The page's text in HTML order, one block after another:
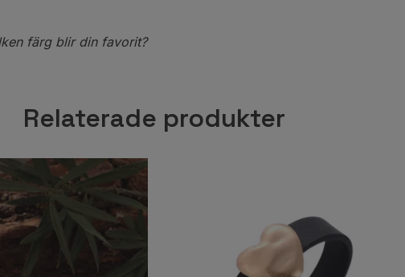
färg blir din favorit?
Relaterade produkter